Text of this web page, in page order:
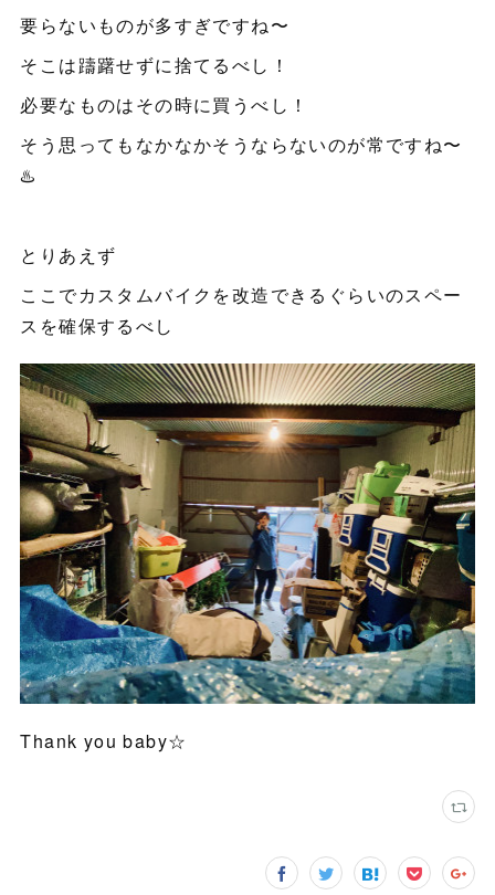
要らないものが多すぎですね〜
そこは躊躇せずに捨てるべし！
必要なものはその時に買うべし！
そう思ってもなかなかそうならないのが常ですね〜
♨️
とりあえず
ここでカスタムバイクを改造できるぐらいのスペー
スを確保するべし
Thank you baby☆